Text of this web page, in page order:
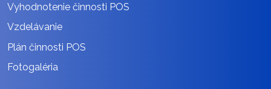
Vyhodnotenie činnosti POS
Vzdelávanie
Plán činnosti POS
Fotogaléria